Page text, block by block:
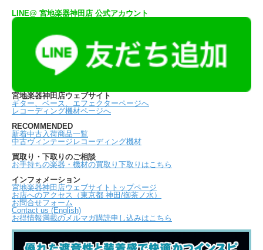
LINE@ 宮地楽器神田店 公式アカウント
宮地楽器神田店ウェブサイト
ギター、ベース、エフェクターページへ
レコーディング機材ページへ
RECOMMENDED
新着中古入荷商品一覧
中古ヴィンテージレコーディング機材
買取り・下取りのご相談
お手持ちの楽器・機材の買取り下取りはこちら
インフォメーション
宮地楽器神田店ウェブサイトトップページ
お店へのアクセス（東京都 神田/御茶ノ水）
お問合せフォーム
Contact us (English)
お得情報満載のメルマガ購読申し込みはこちら